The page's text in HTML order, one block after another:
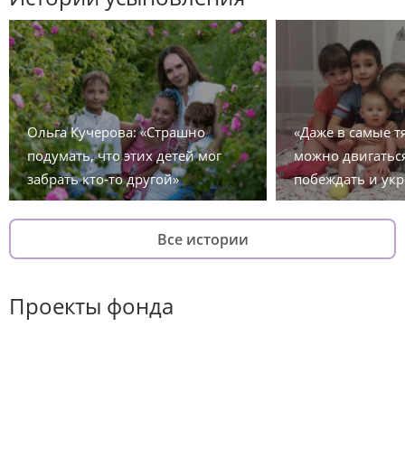
Ольга Кучерова: «Страшно
подумать, что этих детей мог
забрать кто-то другой»
«Даже в самые
можно
побеждать и
Все истории
Проекты фонда